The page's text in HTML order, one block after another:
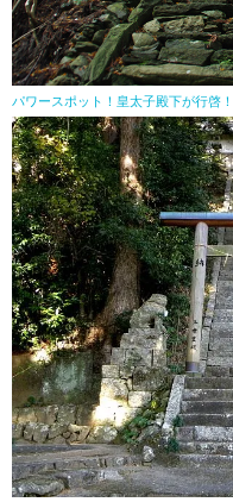
パワースポット！皇太子殿下が行啓